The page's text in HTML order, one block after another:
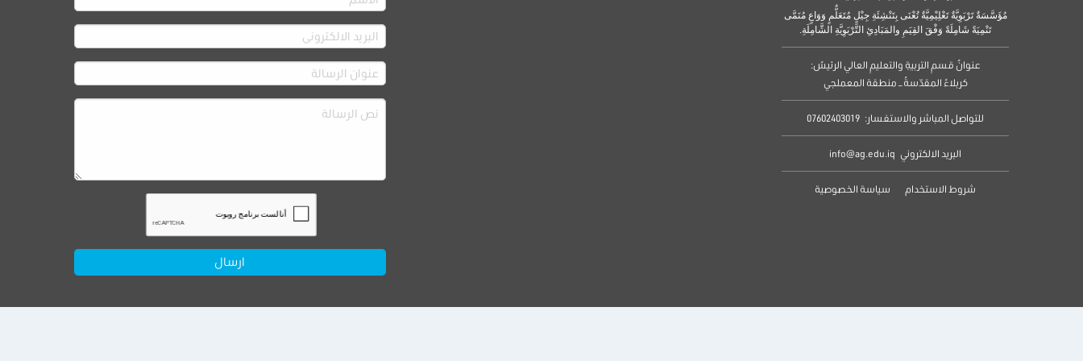
مُؤَسَّسَةٌ تَرْبَوِيَّةٌ تَعْلِيْمِيَّةٌ تُعْنَى بِتَنْشِئَةِ جِيْلٍ مُتَعَلٌّمٍ وَوَاعٍ مُنَمَّى
تَنْمِيَةً شَامِلَةً وَفْقَ القِيَمِ والمَبَادِئِ التَّرْبَوِيَّةِ الشَّامِلَةِ.
عنوانُ قسمِ التربيةِ والتعليمِ العالي الرئيسُ:
كربلاءُ المقدّسةُ – منطقة المعملجي
للتواصل المباشر والاستفسار: 07602403019
البريد الالكتروني info@ag.edu.iq
شروط الاستخدام سياسة الخصوصية